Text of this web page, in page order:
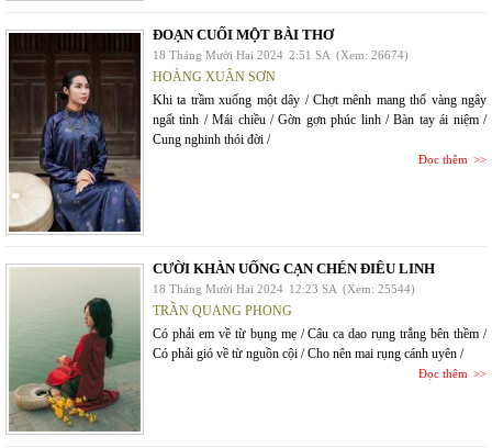
ĐOẠN CUỐI MỘT BÀI THƠ
18 Tháng Mười Hai 2024 2:51 SA (Xem: 26674)
HOÀNG XUÂN SƠN
Khi ta trầm xuống một dây / Chợt mênh mang thổ vàng ngây
ngất tình / Mái chiều / Gờn gợn phúc linh / Bàn tay ái niệm /
Cung nghinh thói đời /
Đọc thêm
CƯỜI KHÀN UỐNG CẠN CHÉN ĐIÊU LINH
18 Tháng Mười Hai 2024 12:23 SA (Xem: 25544)
TRẦN QUANG PHONG
Có phải em về từ bụng mẹ / Câu ca dao rụng trắng bên thềm /
Có phải gió về từ nguồn cội / Cho nên mai rụng cánh uyên /
Đọc thêm